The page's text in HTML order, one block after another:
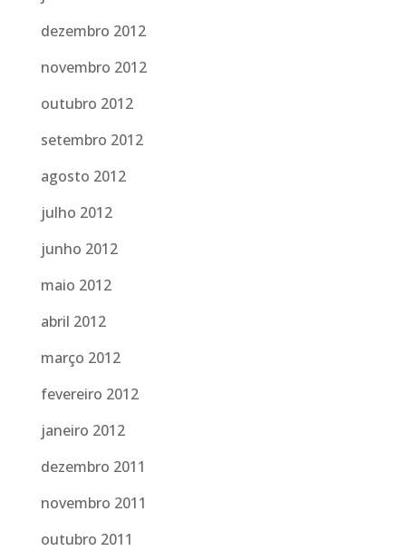
dezembro 2012
novembro 2012
outubro 2012
setembro 2012
agosto 2012
julho 2012
junho 2012
maio 2012
abril 2012
março 2012
fevereiro 2012
janeiro 2012
dezembro 2011
novembro 2011
outubro 2011